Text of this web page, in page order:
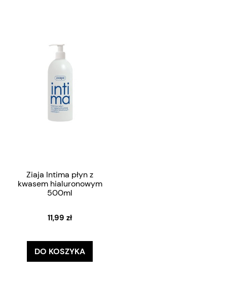
Ziaja Intima płyn z
kwasem hialuronowym
500ml
11,99 zł
DO KOSZYKA